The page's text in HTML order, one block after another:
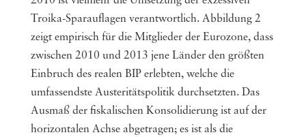
Troika-Sparauflagen verantwortlich. Abbildung 2
zeigt empirisch für die Mitglieder der Eurozone, dass
zwischen 2010 und 2013 jene Länder den größten
Einbruch des realen BIP erlebten, welche die
umfassendste Austeritätspolitik durchsetzten. Das
Ausmaß der fiskalischen Konsolidierung ist auf der
horizontalen Achse abgetragen; es ist als die